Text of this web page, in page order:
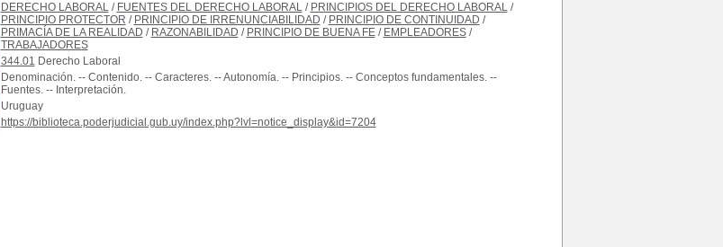
DERECHO LABORAL/ FUENTES DEL DERECHO LABORAL/ PRINCIPIOS DEL DERECHO LABORAL/
PRINCIPIO PROTECTOR / PRINCIPIO DE IRRENUNCIABILIDAD / PRINCIPIO DE CONTINUIDAD /
PRIMACÍA DE LA REALIDAD / RAZONABILIDAD / PRINCIPIO DE BUENA FE/ EMPLEADORES/
TRABAJADORES
344.01 Derecho Laboral
Denominación. -- Contenido. -- Caracteres. -- Autonomía. -- Principios. -- Conceptos fundamentales. --
Fuentes. -- Interpretación.
Uruguay
https://biblioteca.poderjudicial.gub.uy/index.php?lvl=notice_display&id=7204